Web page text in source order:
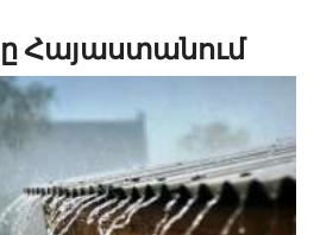
Հայաստանում